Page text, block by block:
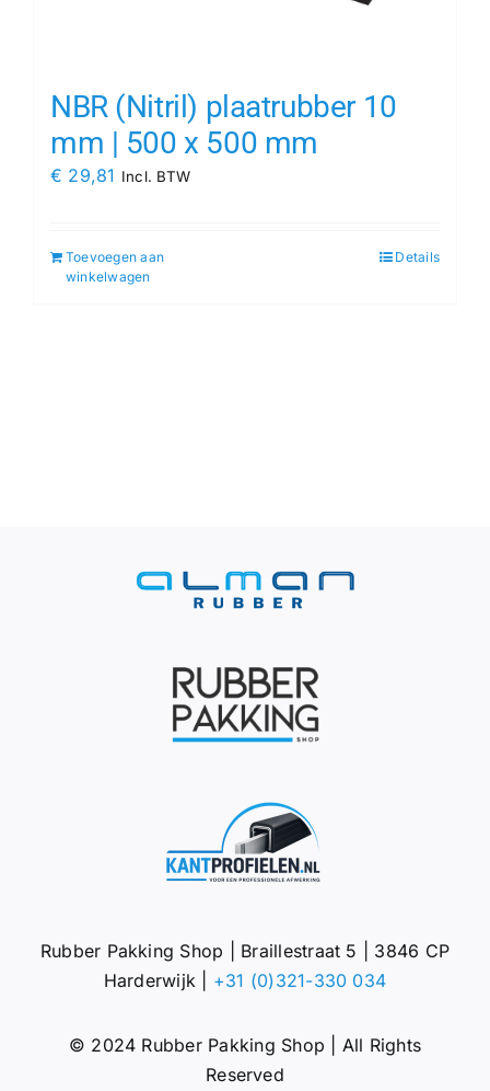
NBR (Nitril) plaatrubber 10
mm | 500 x 500 mm
€ 29,81 Incl. BTW
Toevoegen aan
winkelwagen
Details
Rubber Pakking Shop | Braillestraat 5 | 3846 CP
Harderwijk | +31 (0)321-330 034
© 2024 Rubber Pakking Shop | All Rights
Reserved